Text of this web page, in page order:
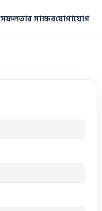
সফলতার সাক্ষরযোগাযোগ